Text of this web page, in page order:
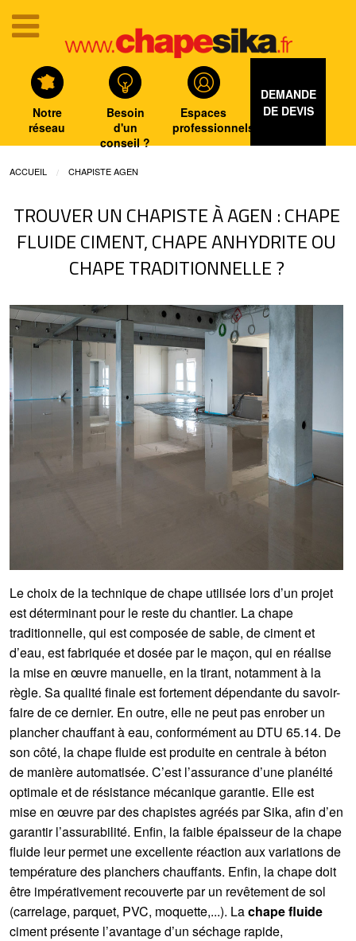
Notre
réseau
Besoin
d'un
conseil ?
Espaces
professionnels
DEMANDE
DE DEVIS
ACCUEIL CHAPISTE AGEN
TROUVER UN CHAPISTE À AGEN : CHAPE
FLUIDE CIMENT, CHAPE ANHYDRITE OU
CHAPE TRADITIONNELLE ?
Le choix de la technique de chape utilisée lors d’un projet
est déterminant pour le reste du chantier. La chape
traditionnelle, qui est composée de sable, de ciment et
d’eau, est fabriquée et dosée par le maçon, qui en réalise
la mise en œuvre manuelle, en la tirant, notamment à la
règle. Sa qualité finale est fortement dépendante du savoir-
faire de ce dernier. En outre, elle ne peut pas enrober un
plancher chauffant à eau, conformément au DTU 65.14. De
son côté, la chape fluide est produite en centrale à béton
de manière automatisée. C’est l’assurance d’une planéité
optimale et de résistance mécanique garantie. Elle est
mise en œuvre par des chapistes agréés par Sika, afin d’en
garantir l’assurabilité. Enfin, la faible épaisseur de la chape
fluide leur permet une excellente réaction aux variations de
température des planchers chauffants. Enfin, la chape doit
être impérativement recouverte par un revêtement de sol
(carrelage, parquet, PVC, moquette,...). Lachape fluide
ciment présente l’avantage d’un séchage rapide,